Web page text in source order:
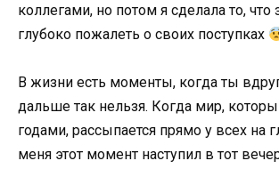
коллегами, но потом я сделала то, что
глубоко пожалеть о своих поступках
В жизни есть моменты, когда ты
дальше так нельзя. Когда мир,
годами, рассыпается прямо у всех на
меня этот момент наступил в тот